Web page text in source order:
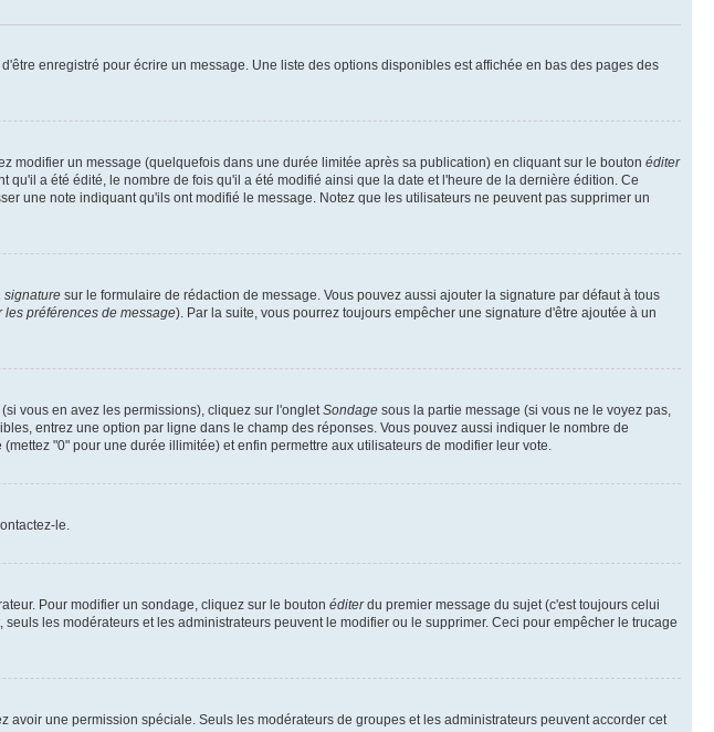
enregistré pour écrire un message. Une liste des options disponibles est affichée en bas des pages des
modifier un message (quelquefois dans une durée limitée après sa publication) en cliquant sur le bouton éditer
a été édité, le nombre de fois qu'il a été modifié ainsi que la date et l'heure de la dernière édition. Ce
une note indiquant qu'ils ont modifié le message. Notez que les utilisateurs ne peuvent pas supprimer un
signature sur le formulaire de rédaction de message. Vous pouvez aussi ajouter la signature par défaut à tous
les préférences de message). Par la suite, vous pourrez toujours empêcher une signature d'être ajoutée à un
vous en avez les permissions), cliquez sur l'ongletSondage sous la partie message (si vous ne le voyez pas,
entrez une option par ligne dans le champ des réponses. Vous pouvez aussi indiquer le nombre de
"0" pour une durée illimitée) et enfin permettre aux utilisateurs de modifier leur vote.
le.
Pour modifier un sondage, cliquez sur le bouton éditerdu premier message du sujet (c'est toujours celui
les modérateurs et les administrateurs peuvent le modifier ou le supprimer. Ceci pour empêcher le trucage
une permission spéciale. Seuls les modérateurs de groupes et les administrateurs peuvent accorder cet